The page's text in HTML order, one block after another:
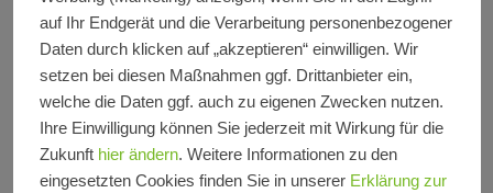
Aufgrund der örtlichen Beschaffenheiten in
Dernau an der Ahr ist der Betonsockel
ausschließlich mit Funktionsräumen und
Stellplätzen belegt und hebt die darüber
liegenden Wohnräume deutlich über die
Jahrhunderthochwasserhöhe (HQ100) hinaus.
auf Ihr Endgerät und die Verarbeitung personenbezogener
Daten durch klicken auf „akzeptieren“ einwilligen. Wir
setzen bei diesen Maßnahmen ggf. Drittanbieter ein,
welche die Daten ggf. auch zu eigenen Zwecken nutzen.
Ihre Einwilligung können Sie jederzeit mit Wirkung für die
Zukunft hier ändern. Weitere Informationen zu den
eingesetzten Cookies finden Sie in unserer Erklärung zur